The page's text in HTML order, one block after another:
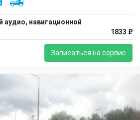
навигационной
1833 ₽
Записаться на сервис